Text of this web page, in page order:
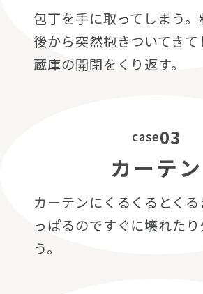
包丁を手に取ってしまう
後から突然抱きついてき
蔵庫の開閉をくり返す。
case03
カーテン
カーテンにくるくるとくる
っぱるのですぐに壊れた
う。